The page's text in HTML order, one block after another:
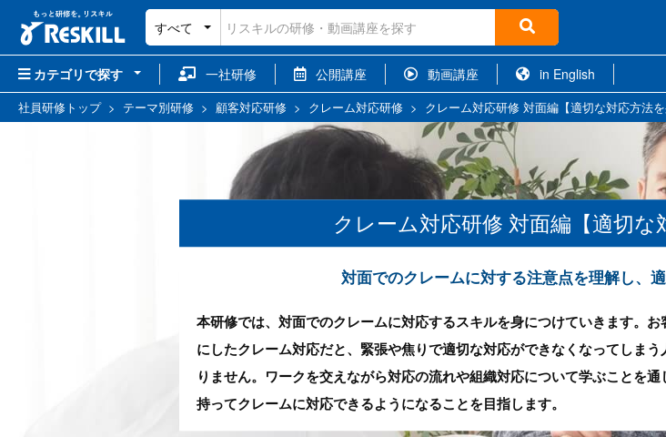
すべて
カテゴリで探す 一社研修 公開講座 動画講座 in English
社員研修トップ> テーマ別研修 > 顧客対応研修 > クレーム対応研修 > クレーム対応研修 対面編【適切な対応方法を
クレーム対応研修 対面編【適切な
対面でのクレームに対する注意点を理解し、
本研修では、対面でのクレームに対応するスキルを身につけていきます。お
にしたクレーム対応だと、緊張や焦りで適切な対応ができなくなってしまう
りません。ワークを交えながら対応の流れや組織対応について学ぶことを
持ってクレームに対応できるようになることを目指します。